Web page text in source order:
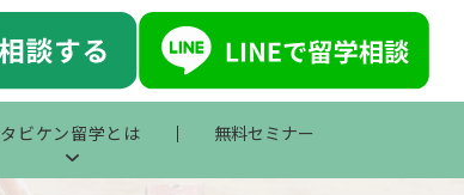
タビケン留学とは 無料セミナー